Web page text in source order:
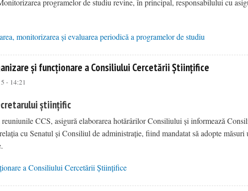
monitorizarea și evaluarea periodică a programelor de studiu
și funcționare a Consiliului Cercetării Științifice
- 14:21
științific
reuniunile CCS, asigură elaborarea hotărârilor Consiliului și informează
cu Senatul și Consiliul de administrație, fiind mandatat să adopte măsuri
a Consiliului Cercetării Științifice